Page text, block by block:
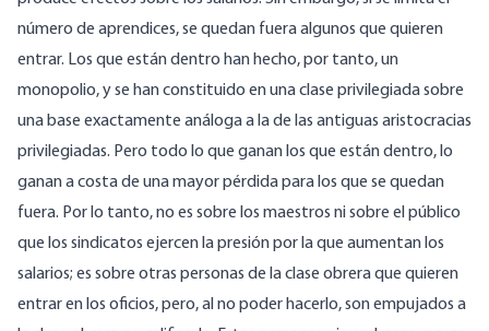
número de aprendices, se quedan fuera algunos que quieren
entrar. Los que están dentro han hecho, por tanto, un
monopolio, y se han constituido en una clase privilegiada sobre
una base exactamente análoga a la de las antiguas aristocracias
privilegiadas. Pero todo lo que ganan los que están dentro, lo
ganan a costa de una mayor pérdida para los que se quedan
fuera. Por lo tanto, no es sobre los maestros ni sobre el público
que los sindicatos ejercen la presión por la que aumentan los
salarios; es sobre otras personas de la clase obrera que quieren
entrar en los oficios, pero, al no poder hacerlo, son empujados a